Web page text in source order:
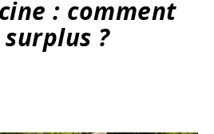
: comment
?